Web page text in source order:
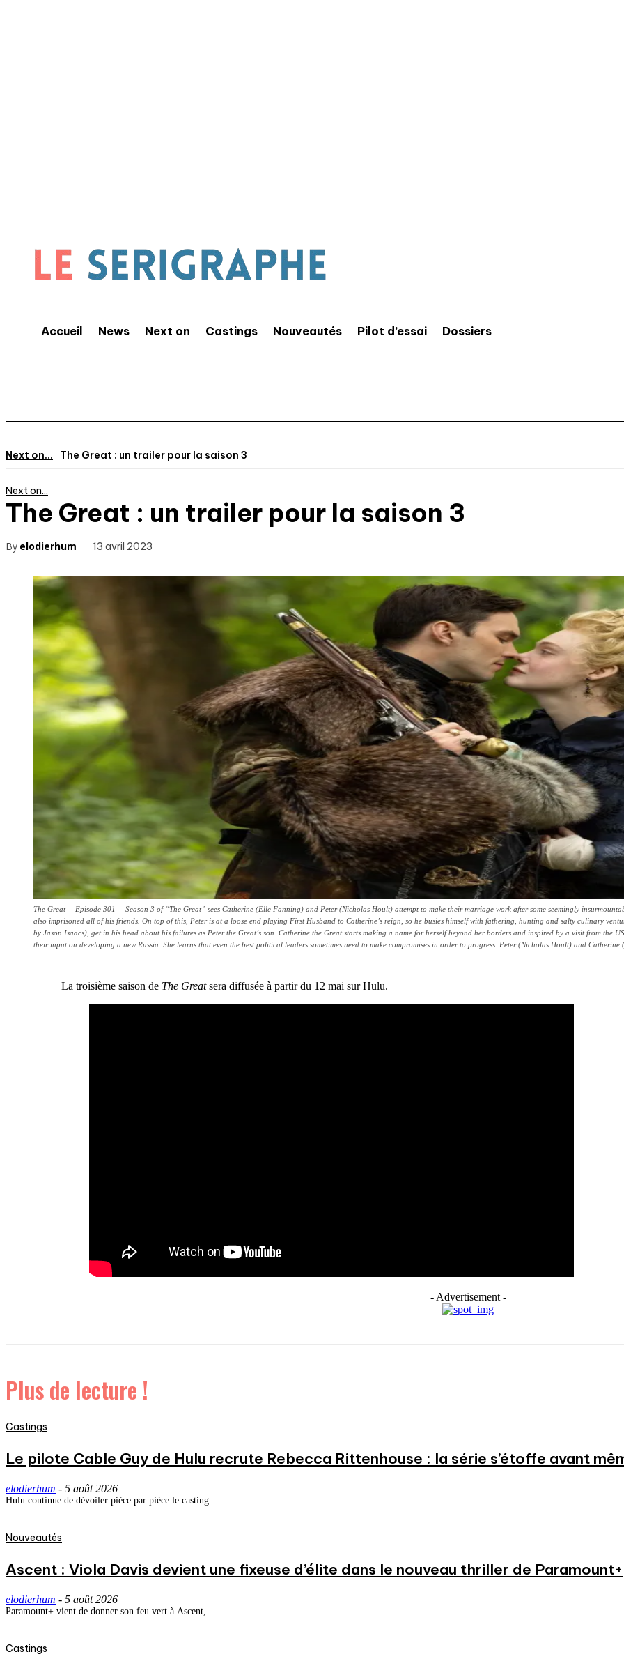
Accueil News Next on Castings Nouveautés Pilot d’essai Dossiers
Next on... The Great : un trailer pour la saison 3
Next on...
The Great : un trailer pour la saison 3
By elodierhum 13 avril 2023
The Great -- Episode 301 -- Season 3 of “The Great” sees Catherine (Elle Fanning) and Peter (Nicholas Hoult) attempt to make their marriage work after some seemingly
also imprisoned all of his friends. On top of this, Peter is at a loose end playing First Husband to Catherine’s reign, so he busies himself with fathering, hunting and salty culinary
by Jason Isaacs), get in his head about his failures as Peter the Great’s son. Catherine the Great starts making a name for herself beyond her borders and inspired by a visit from the
their input on developing a new Russia. She learns that even the best political leaders sometimes need to make compromises in order to progress. Peter (Nicholas Hoult) and
La troisième saison de The Greatsera diffusée à partir du 12 mai sur Hulu.
- Advertisement -
Plus de lecture !
Castings
Le pilote Cable Guy de Hulu recrute Rebecca Rittenhouse : la série s’étoffe avant
elodierhum - 5 août 2026
Hulu continue de dévoiler pièce par pièce le casting...
Nouveautés
Ascent : Viola Davis devient une fixeuse d’élite dans le nouveau thriller de Paramount+
elodierhum - 5 août 2026
Paramount+ vient de donner son feu vert à Ascent,...
Castings